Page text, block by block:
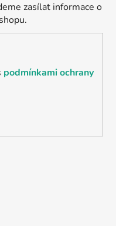
zasílat informace o
podmínkami ochrany